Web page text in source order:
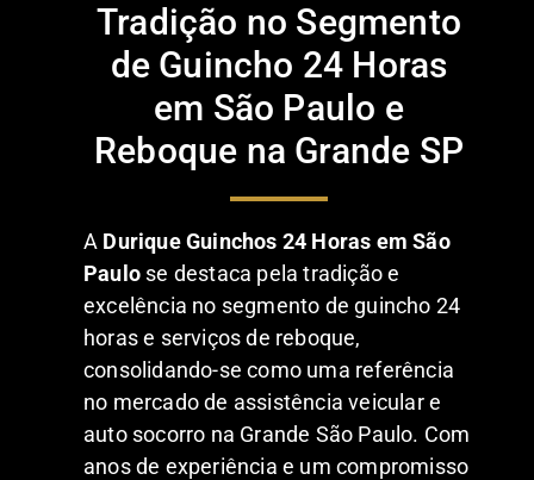
Tradição no Segmento
de Guincho 24 Horas
em São Paulo e
Reboque na Grande SP
A Durique Guinchos 24 Horas em São
Paulo se destaca pela tradição e
excelência no segmento de guincho 24
horas e serviços de reboque,
consolidando-se como uma referência
no mercado de assistência veicular e
auto socorro na Grande São Paulo. Com
anos de experiência e um compromisso